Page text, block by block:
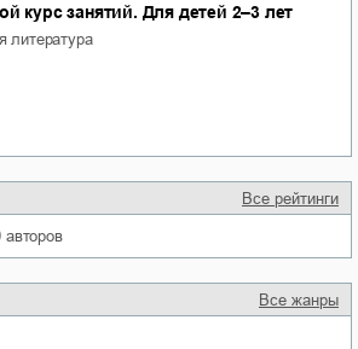
курс занятий. Для детей 2–3 лет
литература
Все рейтинги
авторов
Все жанры